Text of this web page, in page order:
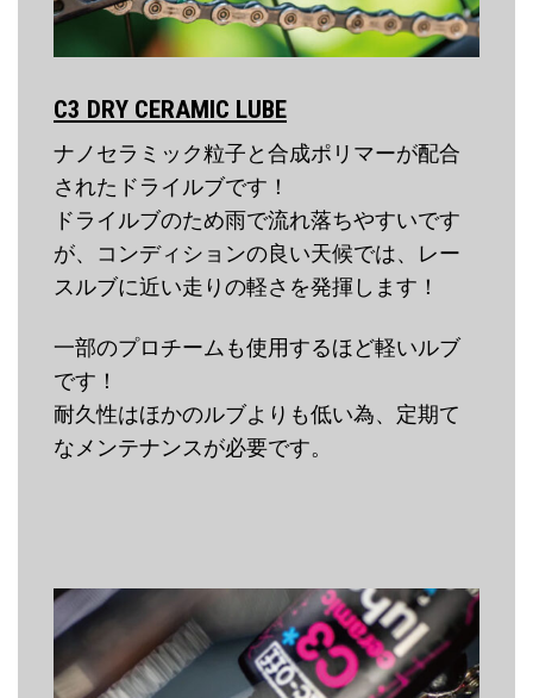
C3 DRY CERAMIC LUBE
ナノセラミック粒子と合成ポリマーが配合
されたドライルブです！
ドライルブのため雨で流れ落ちやすいです
が、コンディションの良い天候では、レー
スルブに近い走りの軽さを発揮します！
一部のプロチームも使用するほど軽いルブ
です！
耐久性はほかのルブよりも低い為、定期て
なメンテナンスが必要です。